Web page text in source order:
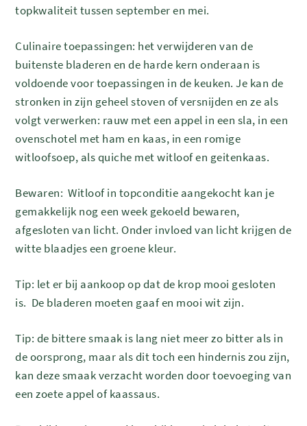
topkwaliteit tussen september en mei.
Culinaire toepassingen: het verwijderen van de
buitenste bladeren en de harde kern onderaan is
voldoende voor toepassingen in de keuken. Je kan de
stronken in zijn geheel stoven of versnijden en ze als
volgt verwerken: rauw met een appel in een sla, in een
ovenschotel met ham en kaas, in een romige
witloofsoep, als quiche met witloof en geitenkaas.
Bewaren: Witloof in topconditie aangekocht kan je
gemakkelijk nog een week gekoeld bewaren,
afgesloten van licht. Onder invloed van licht krijgen de
witte blaadjes een groene kleur.
Tip: let er bij aankoop op dat de krop mooi gesloten
is. De bladeren moeten gaaf en mooi wit zijn.
Tip: de bittere smaak is lang niet meer zo bitter als in
de oorsprong, maar als dit toch een hindernis zou zijn,
kan deze smaak verzacht worden door toevoeging van
een zoete appel of kaassaus.